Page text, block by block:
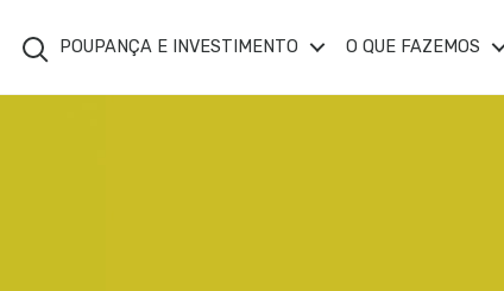
POUPANÇA E INVESTIMENTO O QUE FAZEMOS
Search